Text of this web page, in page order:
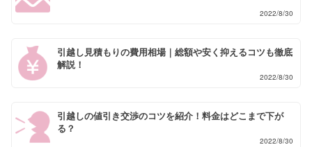
2022/8/30
引越し見積もりの費用相場｜総額や安く抑えるコツも徹底
解説！
2022/8/30
引越しの値引き交渉のコツを紹介！料金はどこまで下が
る？
2022/8/30